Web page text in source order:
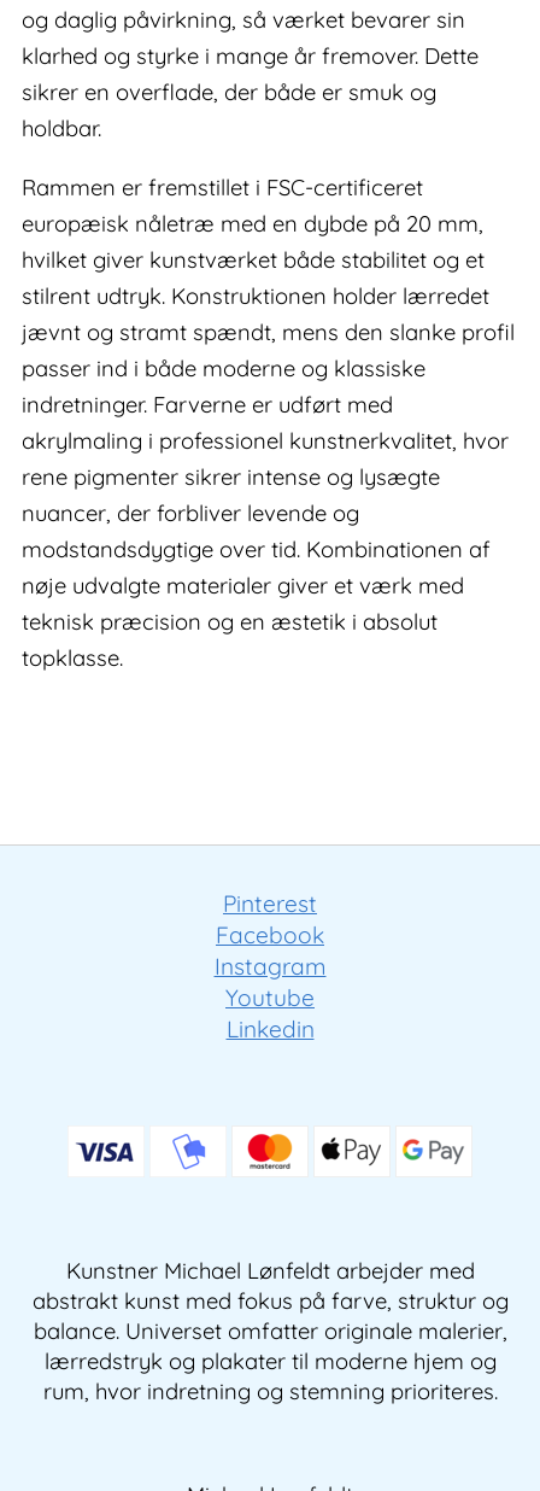
og daglig påvirkning, så værket bevarer sin
klarhed og styrke i mange år fremover. Dette
sikrer en overflade, der både er smuk og
holdbar.
Rammen er fremstillet i FSC-certificeret
europæisk nåletræ med en dybde på 20 mm,
hvilket giver kunstværket både stabilitet og et
stilrent udtryk. Konstruktionen holder lærredet
jævnt og stramt spændt, mens den slanke profil
passer ind i både moderne og klassiske
indretninger. Farverne er udført med
akrylmaling i professionel kunstnerkvalitet, hvor
rene pigmenter sikrer intense og lysægte
nuancer, der forbliver levende og
modstandsdygtige over tid. Kombinationen af
nøje udvalgte materialer giver et værk med
teknisk præcision og en æstetik i absolut
topklasse.
Pinterest
Facebook
Instagram
Youtube
Linkedin
Kunstner Michael Lønfeldt arbejder med
abstrakt kunst med fokus på farve, struktur og
balance. Universet omfatter originale malerier,
lærredstryk og plakater til moderne hjem og
rum, hvor indretning og stemning prioriteres.